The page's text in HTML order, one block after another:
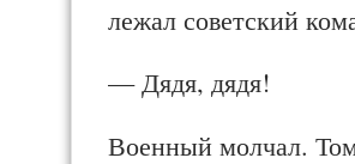
лежал советский
— Дядя, дядя!
Военный молчал.